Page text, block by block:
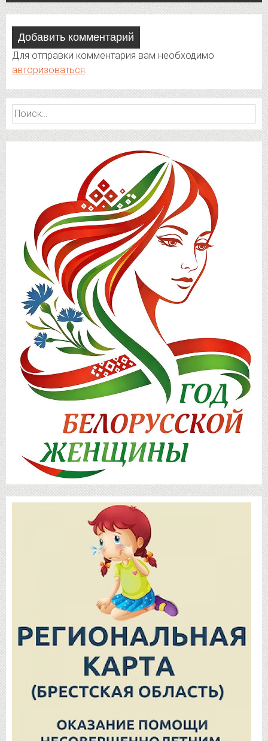
Добавить комментарий
Для отправки комментария вам необходимо
авторизоваться
Найти: